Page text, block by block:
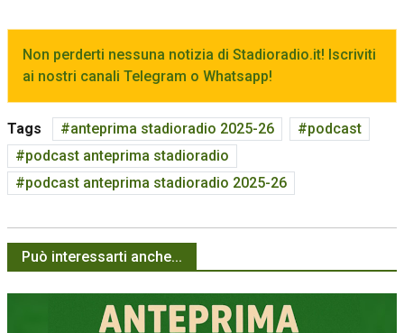
Non perderti nessuna notizia di Stadioradio.it! Iscriviti
ai nostri canali Telegram o Whatsapp!
Tags anteprima stadioradio 2025-26
podcast
podcast anteprima stadioradio
podcast anteprima stadioradio 2025-26
Può interessarti anche...